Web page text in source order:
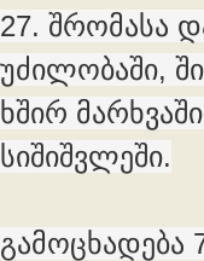
27. შრომასა
უძილობაში,
ხშირ
სიშიშვლეში.
გამოცხადება